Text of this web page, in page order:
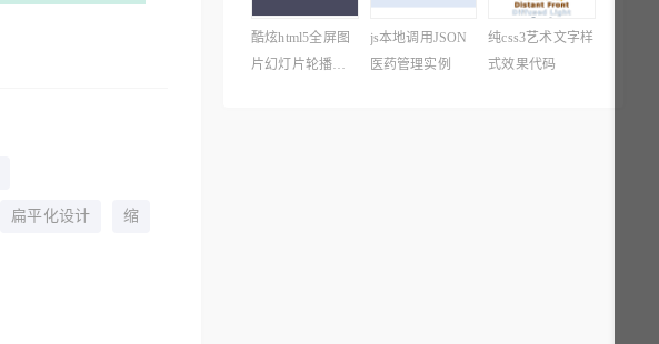
扁平化设计 缩
酷炫html5全屏图
片幻灯片轮播切
js本地调用JSON
医药管理实例
纯css3艺术文字样
式效果代码